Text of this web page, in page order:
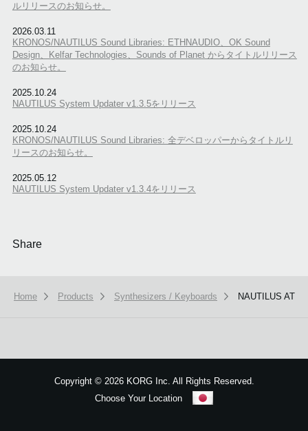
ルリリースのお知らせ。
2026.03.11
KRONOS/NAUTILUS Sound Libraries: ETHNAUDIO、OK Sound
Design、Kelfar Technologies、Sounds of Planet からタイトルリリース
のお知らせ。
2025.10.24
NAUTILUS System Updater v1.3.5をリリース
2025.10.24
KRONOS/NAUTILUS Sound Libraries: 全デベロッパーからタイトルリ
リースのお知らせ。
2025.05.12
NAUTILUS System Updater v1.3.4をリリース
Share
Home Products Synthesizers / Keyboards NAUTILUS AT
Copyright ©2026 KORG Inc. All Rights Reserved.
Choose Your Location
ービスを提供するために、cookieを使用しています。詳しい説明はこち